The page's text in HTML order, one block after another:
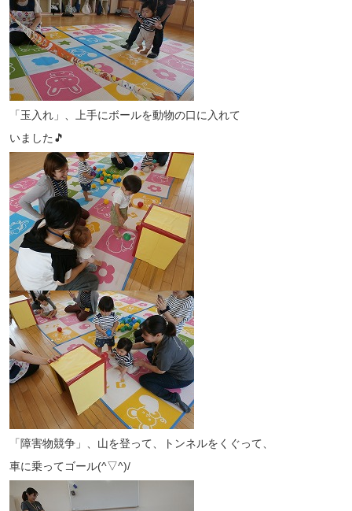
「玉入れ」、上手にボールを動物の口に入れて
いました🎵
「障害物競争」、山を登って、トンネルをくぐって、
車に乗ってゴール(^▽^)/